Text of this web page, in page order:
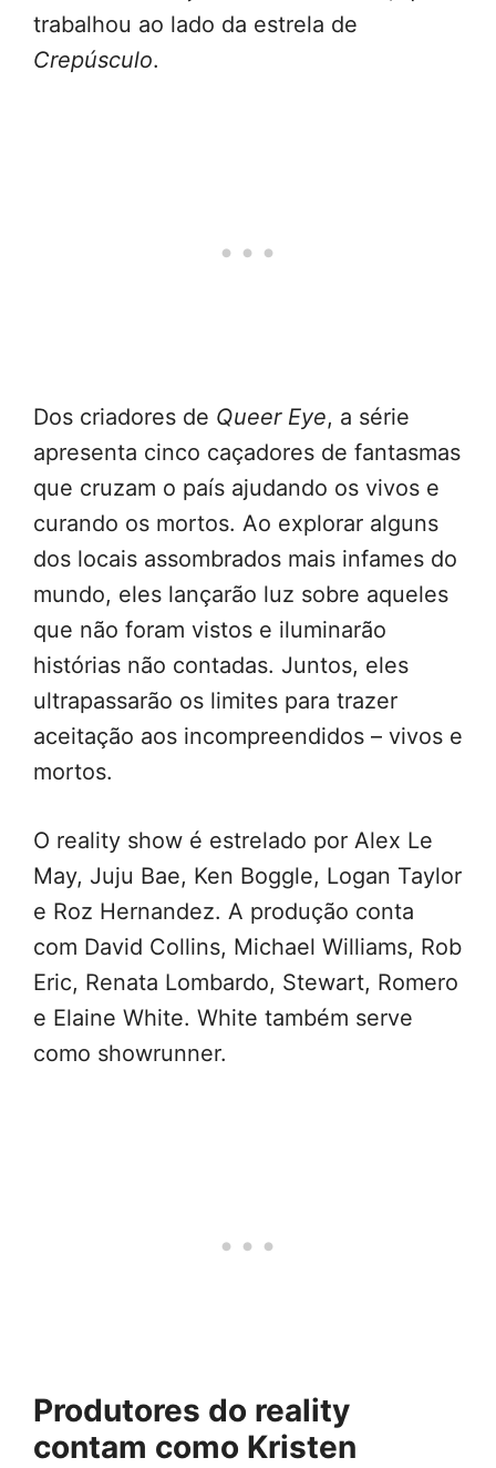
trabalhou ao lado da estrela de
Crepúsculo.
Dos criadores de Queer Eye, a série
apresenta cinco caçadores de fantasmas
que cruzam o país ajudando os vivos e
curando os mortos. Ao explorar alguns
dos locais assombrados mais infames do
mundo, eles lançarão luz sobre aqueles
que não foram vistos e iluminarão
histórias não contadas. Juntos, eles
ultrapassarão os limites para trazer
aceitação aos incompreendidos – vivos e
mortos.
O reality show é estrelado por Alex Le
May, Juju Bae, Ken Boggle, Logan Taylor
e Roz Hernandez. A produção conta
com David Collins, Michael Williams, Rob
Eric, Renata Lombardo, Stewart, Romero
e Elaine White. White também serve
como showrunner.
Produtores do reality
contam como Kristen